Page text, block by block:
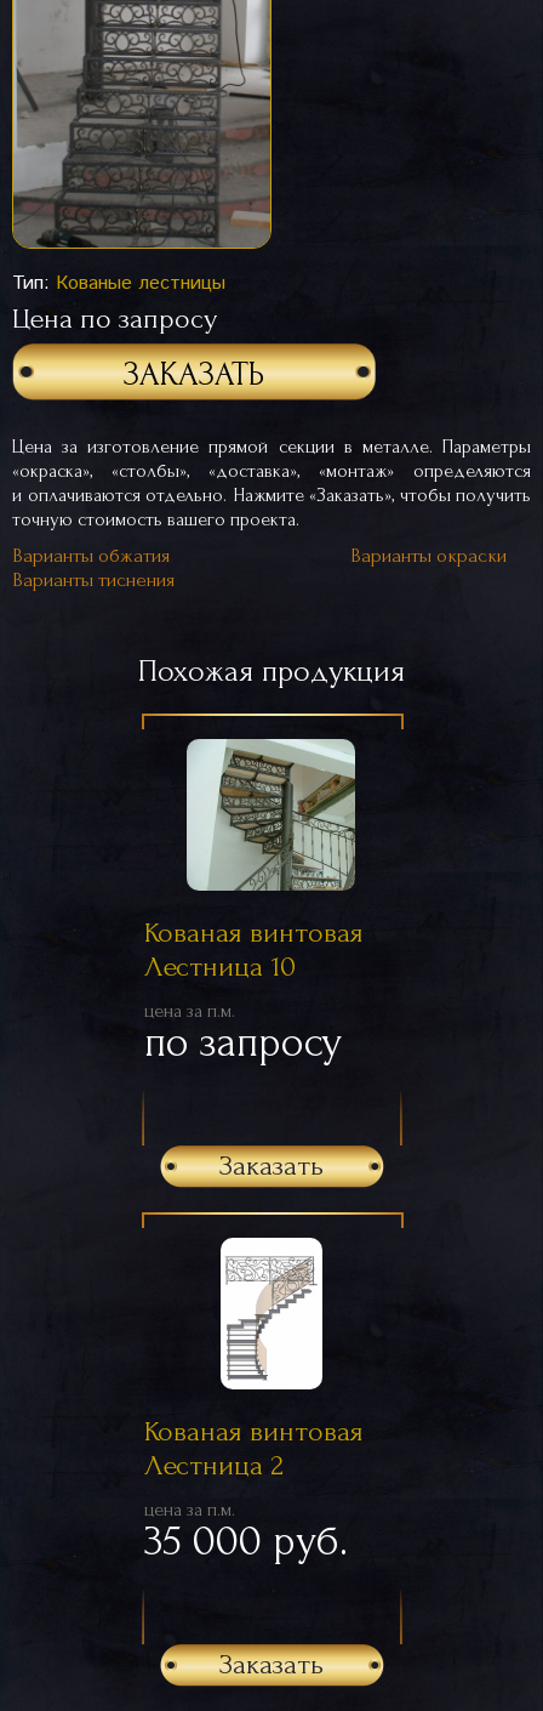
Тип: Кованые лестницы
Цена по запросу
ЗАКАЗАТЬ
Цена за изготовление прямой секции в металле. Параметры
«окраска», «столбы», «доставка», «монтаж» определяются
и оплачиваются отдельно. Нажмите «Заказать», чтобы получить
точную стоимость вашего проекта.
Варианты обжатия
Варианты окраски
Варианты тиснения
Похожая продукция
Кованая винтовая
Лестница 10
цена за п.м.
по запросу
Заказать
Кованая винтовая
Лестница 2
цена за п.м.
35 000 руб.
Заказать